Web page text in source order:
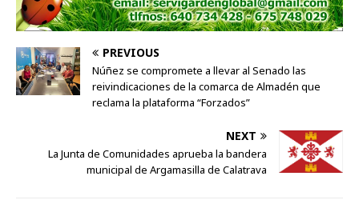
PREVIOUS
Núñez se compromete a llevar al Senado las
reivindicaciones de la comarca de Almadén que
reclama la plataforma “Forzados”
NEXT
La Junta de Comunidades aprueba la bandera
municipal de Argamasilla de Calatrava